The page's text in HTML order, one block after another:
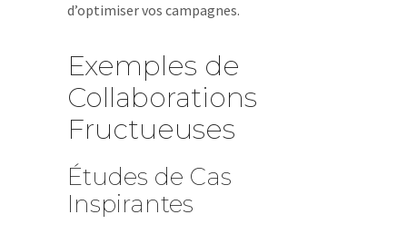
d’optimiser vos campagnes.
Exemples de
Collaborations
Fructueuses
Études de Cas
Inspirantes